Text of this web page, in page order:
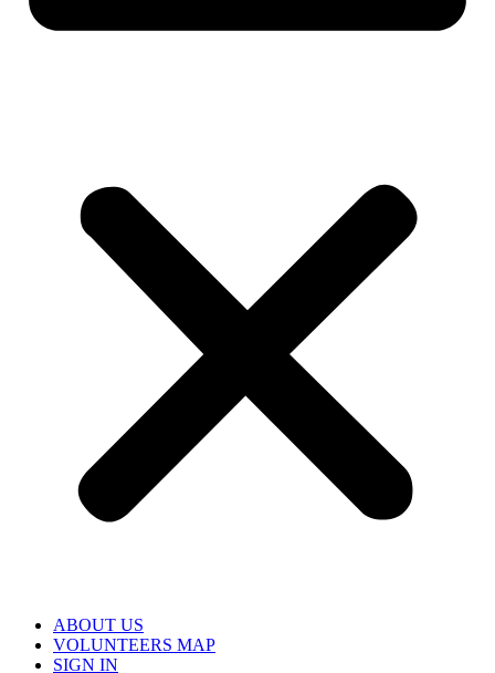
ABOUT US
VOLUNTEERS MAP
SIGN IN